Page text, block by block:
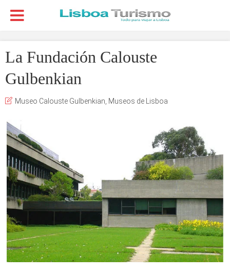
La Fundación Calouste
Gulbenkian
Museo Calouste Gulbenkian Museos de Lisboa